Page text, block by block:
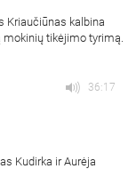
Kriaučiūnas kalbina
mokinių tikėjimo tyrimą.
36:17
Kudirka ir Aurėja